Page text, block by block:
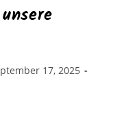
17, 2025